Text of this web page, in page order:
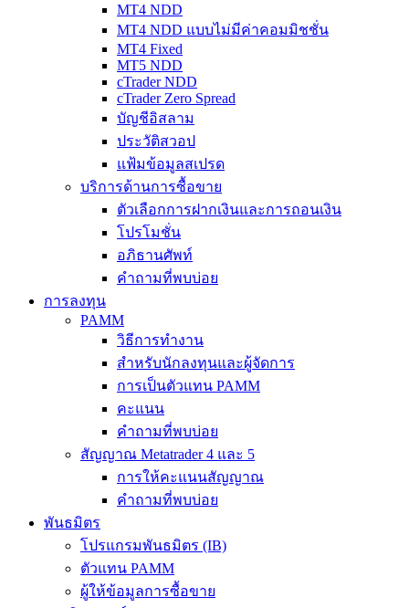
MT4 NDD
MT4 NDD แบบไม่มีค่าคอมมิชชั่น
MT4 Fixed
MT5 NDD
cTrader NDD
cTrader Zero Spread
บัญชีอิสลาม
ประวัติสวอป
แฟ้มข้อมูลสเปรด
บริการด้านการซื้อขาย
ตัวเลือกการฝากเงินและการถอนเงิน
โปรโมชั่น
อภิธานศัพท์
คำถามที่พบบ่อย
การลงทุน
PAMM
วิธีการทำงาน
สำหรับนักลงทุนและผู้จัดการ
การเป็นตัวแทน PAMM
คะแนน
คำถามที่พบบ่อย
สัญญาณ Metatrader 4 และ 5
การให้คะแนนสัญญาณ
คำถามที่พบบ่อย
พันธมิตร
โปรแกรมพันธมิตร (IB)
ตัวแทน PAMM
ผู้ให้ข้อมูลการซื้อขาย